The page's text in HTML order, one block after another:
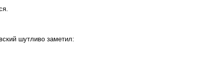
шутливо заметил: